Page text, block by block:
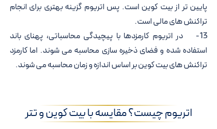
پایین تر از بیت کوین است. پس اتریوم گزینه بهتری برای انجام
تراکنش های مالی است.
13- در اتریوم کارمزدها با پیچیدگی محاسباتی، پهنای باند
استفاده شده و فضای ذخیره سازی محاسبه می شوند. اما کارمزد
تراکنش های بیت کوین بر اساس اندازه و زمان محاسبه می شوند.
اتریوم چیست؟ مقایسه با بیت کوین و تتر